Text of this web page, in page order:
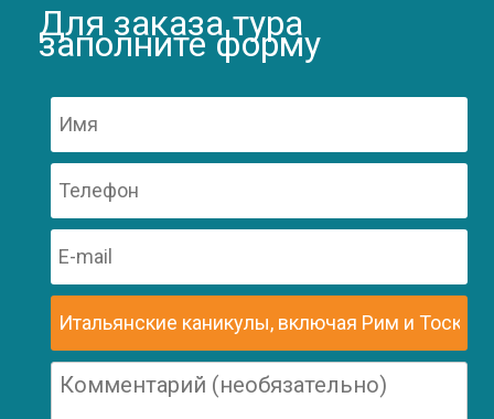
Для заказа тура
заполните форму